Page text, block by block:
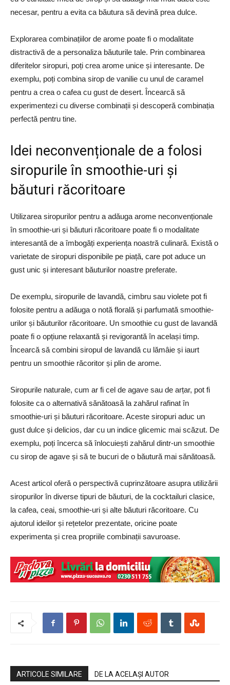
necesar, pentru a evita ca băutura să devină prea dulce.
Explorarea combinațiilor de arome poate fi o modalitate
distractivă de a personaliza băuturile tale. Prin combinarea
diferitelor siropuri, poți crea arome unice și interesante. De
exemplu, poți combina sirop de vanilie cu unul de caramel
pentru a crea o cafea cu gust de desert. Încearcă să
experimentezi cu diverse combinații și descoperă combinația
perfectă pentru tine.
Idei neconvenționale de a folosi
siropurile în smoothie-uri și
băuturi răcoritoare
Utilizarea siropurilor pentru a adăuga arome neconvenționale
în smoothie-uri și băuturi răcoritoare poate fi o modalitate
interesantă de a îmbogăți experiența noastră culinară. Există o
varietate de siropuri disponibile pe piață, care pot aduce un
gust unic și interesant băuturilor noastre preferate.
De exemplu, siropurile de lavandă, cimbru sau violete pot fi
folosite pentru a adăuga o notă florală și parfumată smoothie-
urilor și băuturilor răcoritoare. Un smoothie cu gust de lavandă
poate fi o opțiune relaxantă și revigorantă în același timp.
Încearcă să combini siropul de lavandă cu lămâie și iaurt
pentru un smoothie răcoritor și plin de arome.
Siropurile naturale, cum ar fi cel de agave sau de arțar, pot fi
folosite ca o alternativă sănătoasă la zahărul rafinat în
smoothie-uri și băuturi răcoritoare. Aceste siropuri aduc un
gust dulce și delicios, dar cu un indice glicemic mai scăzut. De
exemplu, poți încerca să înlocuiești zahărul dintr-un smoothie
cu sirop de agave și să te bucuri de o băutură mai sănătoasă.
Acest articol oferă o perspectivă cuprinzătoare asupra utilizării
siropurilor în diverse tipuri de băuturi, de la cocktailuri clasice,
la cafea, ceai, smoothie-uri și alte băuturi răcoritoare. Cu
ajutorul ideilor și rețetelor prezentate, oricine poate
experimenta și crea propriile combinații savuroase.
ARTICOLE SIMILARE DE LA ACELAȘI AUTOR